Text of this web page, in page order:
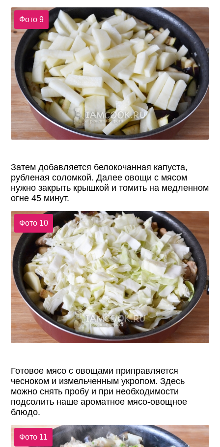
Фото 9
Затем добавляется белокочанная капуста,
рубленая соломкой. Далее овощи с мясом
нужно закрыть крышкой и томить на медленном
огне 45 минут.
Фото 10
Готовое мясо с овощами приправляется
чесноком и измельченным укропом. Здесь
можно снять пробу и при необходимости
подсолить наше ароматное мясо-овощное
блюдо.
Фото 11